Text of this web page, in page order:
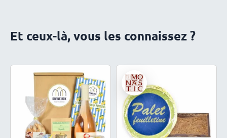
Et ceux-là, vous les connaissez ?